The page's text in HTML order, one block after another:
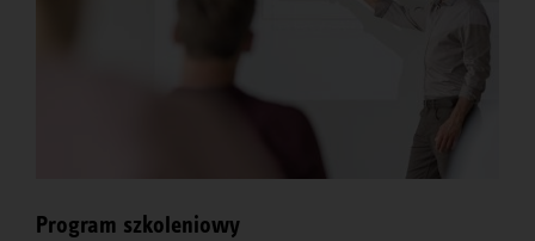
Program szkoleniowy